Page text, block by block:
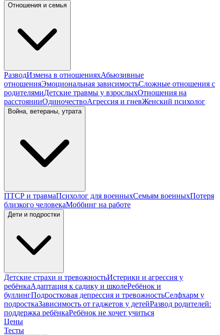
Отношения и семья
РазводИзмена в отношенияхАбьюзивные
отношенияЭмоциональная зависимостьСложные отношения с
родителямиДетские травмы у взрослыхОтношения на
расстоянииОдиночествоАгрессия и гневЖенский психолог
Война, ветераны, утрата
ПТСР и травмаПсихолог для военныхСемьям военныхПотеря
близкого человекаМоббинг на работе
Дети и подростки
Детские страхи и тревожностьИстерики и агрессия у
ребёнкаАдаптация к садику и школеРебёнок и
буллингПодростковая депрессия и тревожностьСелфхарм у
подросткаЗависимость от гаджетов у детейРазвод родителей:
поддержка ребёнкаРебёнок не хочет учиться
Цены
Тесты